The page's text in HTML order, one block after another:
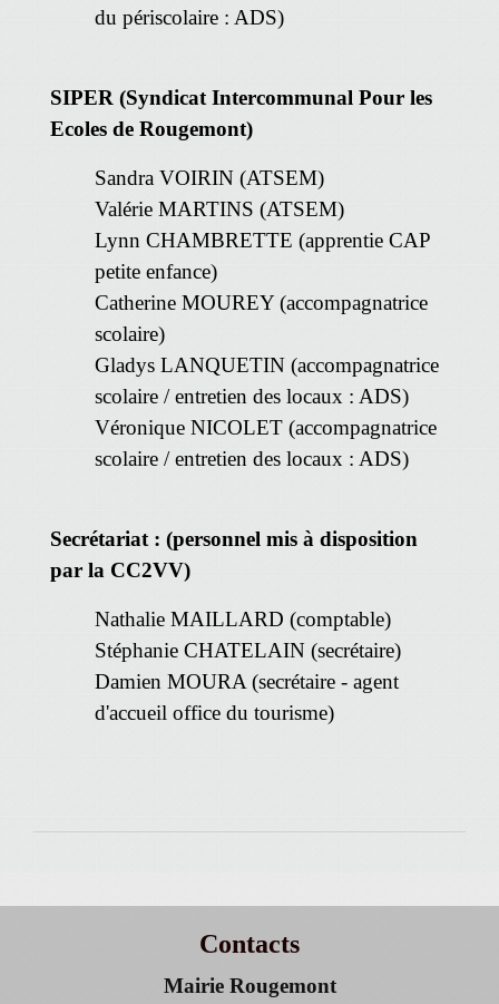
du périscolaire : ADS)
SIPER (Syndicat Intercommunal Pour les
Ecoles de Rougemont)
Sandra VOIRIN (ATSEM)
Valérie MARTINS (ATSEM)
Lynn CHAMBRETTE (apprentie CAP
petite enfance)
Catherine MOUREY (accompagnatrice
scolaire)
Gladys LANQUETIN (accompagnatrice
scolaire / entretien des locaux : ADS)
Véronique NICOLET (accompagnatrice
scolaire / entretien des locaux : ADS)
Secrétariat : (personnel mis à disposition
par la CC2VV)
Nathalie MAILLARD (comptable)
Stéphanie CHATELAIN (secrétaire)
Damien MOURA (secrétaire - agent
d'accueil office du tourisme)
Contacts
Mairie Rougemont